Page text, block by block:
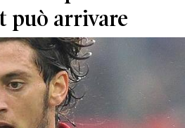
può arrivare